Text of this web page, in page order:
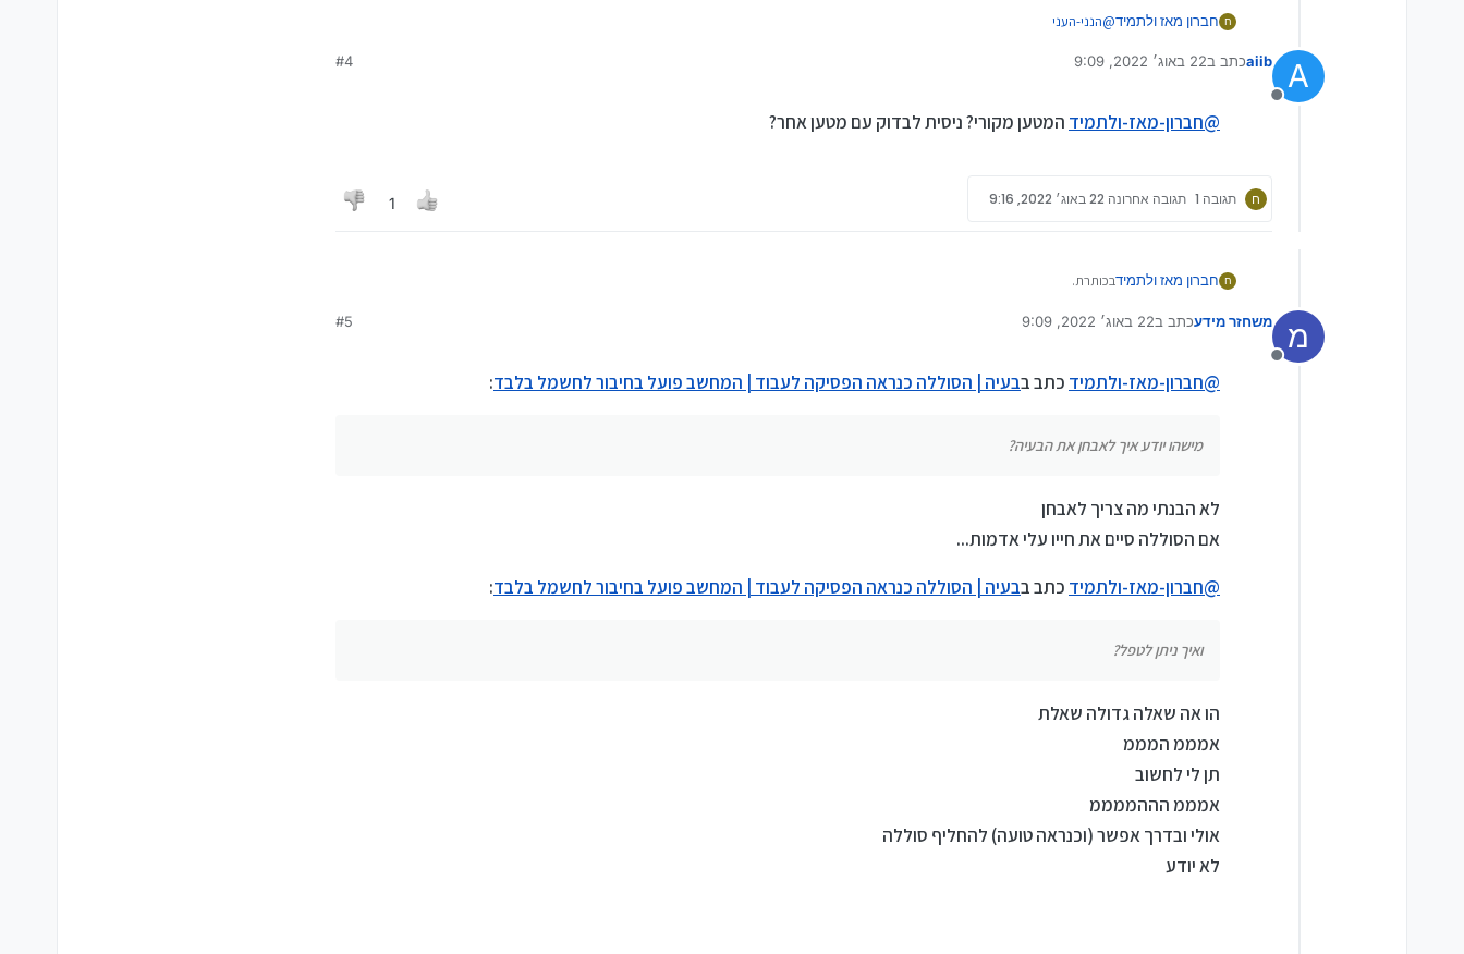
ח חברון מאז ולתמיד@הנני-העני
DELL - Latitude E5570
A
מנותק
aiibכתב ב22 באוג׳ 2022, 9:09
נערך לאחרונה על ידי
#4
@חברון-מאז-ולתמיד המטען מקורי? ניסית לבדוק עם מטען אחר?
ח תגובה 1 תגובה אחרונה 22 באוג׳ 2022, 9:16 1
ח חברון מאז ולתמידבכותרת.
מישהו יודע איך לאבחן את הבעיה?
מ
מנותק
משחזר מידעכתב ב22 באוג׳ 2022, 9:09
נערך לאחרונה על ידי
#5
@חברון-מאז-ולתמיד כתב בבעיה | הסוללה כנראה הפסיקה לעבוד | המחשב פועל בחיבור לחשמל בלבד:
מישהו יודע איך לאבחן את הבעיה?
לא הבנתי מה צריך לאבחן
אם הסוללה סיים את חייו עלי אדמות...
@חברון-מאז-ולתמיד כתב בבעיה | הסוללה כנראה הפסיקה לעבוד | המחשב פועל בחיבור לחשמל בלבד:
ואיך ניתן לטפל?
הו אה שאלה גדולה שאלת
אמממ המממ
תן לי לחשוב
אמממ הההממממ
אולי ובדרך אפשר (וכנראה טועה) להחליף סוללה
לא יודע